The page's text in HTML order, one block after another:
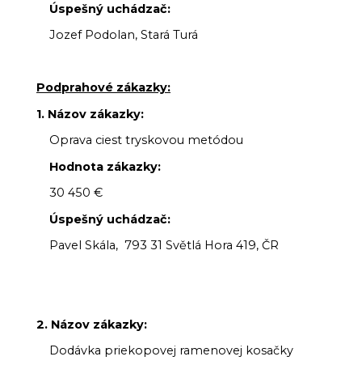
Úspešný uchádzač:
Jozef Podolan, Stará Turá
Podprahové zákazky:
1. Názov zákazky:
Oprava ciest tryskovou metódou
Hodnota zákazky:
30 450 €
Úspešný uchádzač:
Pavel Skála, 793 31 Světlá Hora 419, ČR
2. Názov zákazky:
Dodávka priekopovej ramenovej kosačky